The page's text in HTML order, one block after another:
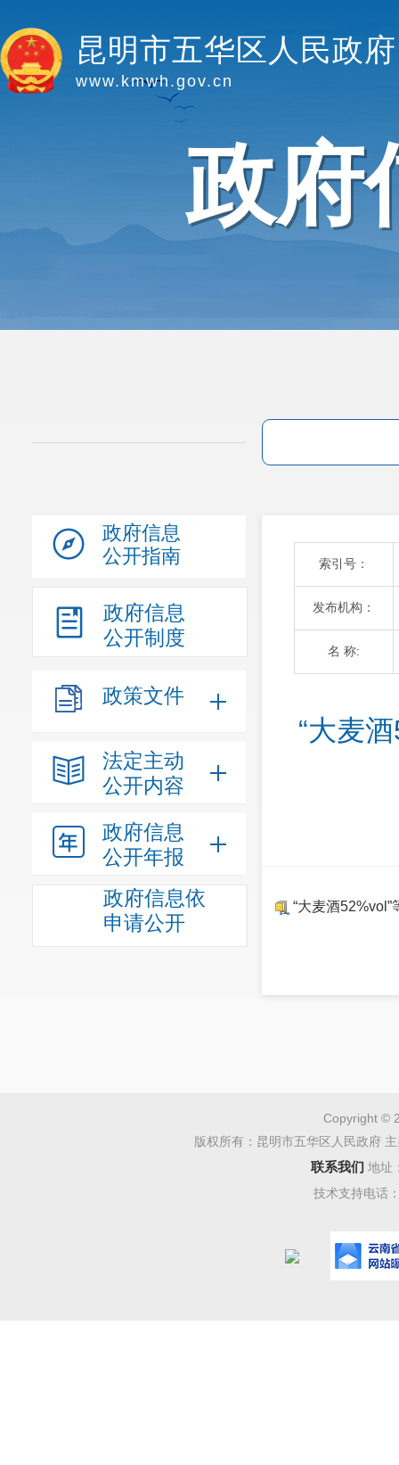
昆明市五华区人民政府
www.kmwh.gov.cn
政府
政府信息
公开指南
政府信息
公开制度
政策文件
法定主动
公开内容
政府信息
公开年报
政府信息依
申请公开
索引号：
发布机构：
名 称:
“大麦
“大麦酒
Copyright ©
版权所有：昆明市五华区人民政府
联系我们 地址
技术支持电话